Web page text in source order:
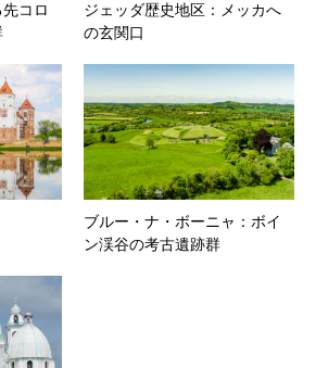
コロ
ジェッダ歴史地区：メッカへ
の玄関口
ブルー・ナ・ボーニャ：ボイ
ン渓谷の考古遺跡群